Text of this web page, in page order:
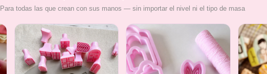
Para todas las que crean con sus manos — sin importar el nivel ni el tipo de masa